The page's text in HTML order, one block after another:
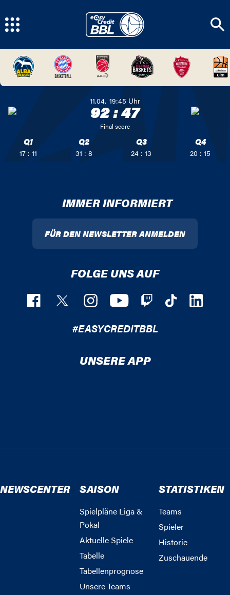
11.04. 19:45 Uhr
92:47
Final score
Q1
17 : 11
Q2
31 : 8
Q3
24 : 13
Q4
20 : 15
IMMER INFORMIERT
FÜR DEN NEWSLETTER ANMELDEN
FOLGE UNS AUF
#EASYCREDITBBL
UNSERE APP
NEWSCENTER SAISON
Spielpläne Liga &
Pokal
Aktuelle Spiele
Tabelle
Tabellenprognose
Unsere Teams
STATISTIKEN
Teams
Spieler
Historie
Zuschauende